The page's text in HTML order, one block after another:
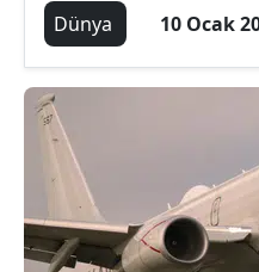
Dünya
10 Ocak